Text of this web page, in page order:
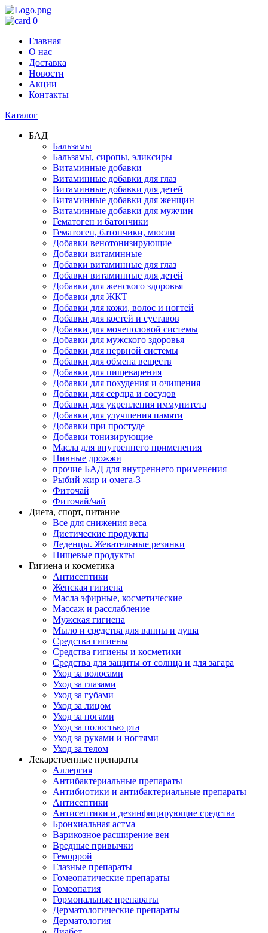
0
Главная
О нас
Доставка
Новости
Акции
Контакты
Каталог
БАД
Бальзамы
Бальзамы, сиропы, эликсиры
Витаминные добавки
Витаминные добавки для глаз
Витаминные добавки для детей
Витаминные добавки для женщин
Витаминные добавки для мужчин
Гематоген и батончики
Гематоген, батончики, мюсли
Добавки венотонизирующие
Добавки витаминные
Добавки витаминные для глаз
Добавки витаминные для детей
Добавки для женского здоровья
Добавки для ЖКТ
Добавки для кожи, волос и ногтей
Добавки для костей и суставов
Добавки для мочеполовой системы
Добавки для мужского здоровья
Добавки для нервной системы
Добавки для обмена веществ
Добавки для пищеварения
Добавки для похудения и очищения
Добавки для сердца и сосудов
Добавки для укрепления иммунитета
Добавки для улучшения памяти
Добавки при простуде
Добавки тонизирующие
Масла для внутреннего применения
Пивные дрожжи
прочие БАД для внутреннего применения
Рыбий жир и омега-3
Фиточай
Фиточай/чай
Диета, спорт, питание
Все для снижения веса
Диетические продукты
Леденцы. Жевательные резинки
Пищевые продукты
Гигиена и косметика
Антисептики
Женская гигиена
Масла эфирные, косметические
Массаж и расслабление
Мужская гигиена
Мыло и средства для ванны и душа
Средства гигиены
Средства гигиены и косметики
Средства для защиты от солнца и для загара
Уход за волосами
Уход за глазами
Уход за губами
Уход за лицом
Уход за ногами
Уход за полостью рта
Уход за руками и ногтями
Уход за телом
Лекарственные препараты
Аллергия
Антибактериальные препараты
Антибиотики и антибактериальные препараты
Антисептики
Антисептики и дезинфицирующие средства
Бронхиальная астма
Варикозное расширение вен
Вредные привычки
Геморрой
Глазные препараты
Гомеопатические препараты
Гомеопатия
Гормональные препараты
Дерматологические препараты
Дерматология